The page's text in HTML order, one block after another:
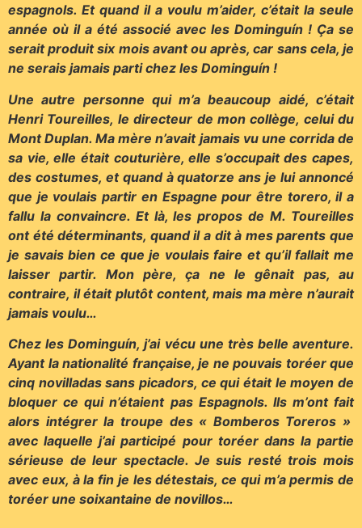
espagnols. Et quand il a voulu m’aider, c’était la seule
année où il a été associé avec les Dominguín ! Ça se
serait produit six mois avant ou après, car sans cela, je
ne serais jamais parti chez les Dominguín !
Une autre personne qui m’a beaucoup aidé, c’était
Henri Toureilles, le directeur de mon collège, celui du
Mont Duplan. Ma mère n’avait jamais vu une corrida de
sa vie, elle était couturière, elle s’occupait des capes,
des costumes, et quand à quatorze ans je lui annoncé
que je voulais partir en Espagne pour être torero, il a
fallu la convaincre. Et là, les propos de M. Toureilles
ont été déterminants, quand il a dit à mes parents que
je savais bien ce que je voulais faire et qu’il fallait me
laisser partir. Mon père, ça ne le gênait pas, au
contraire, il était plutôt content, mais ma mère n’aurait
jamais voulu…
Chez les Dominguín, j’ai vécu une très belle aventure.
Ayant la nationalité française, je ne pouvais toréer que
cinq novilladas sans picadors, ce qui était le moyen de
bloquer ce qui n’étaient pas Espagnols. Ils m’ont fait
alors intégrer la troupe des « Bomberos Toreros »
avec laquelle j’ai participé pour toréer dans la partie
sérieuse de leur spectacle. Je suis resté trois mois
avec eux, à la fin je les détestais, ce qui m’a permis de
toréer une soixantaine de novillos…